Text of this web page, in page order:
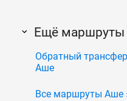
Ещё маршруты
Обратный
Аше
Все маршруты Аше